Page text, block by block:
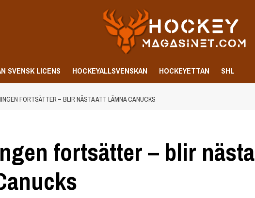
SVENSK LICENS HOCKEYALLSVENSKAN HOCKEYETTAN SHL
FORTSÄTTER – BLIR NÄSTA ATT LÄMNA CANUCKS
fortsätter – blir nästa